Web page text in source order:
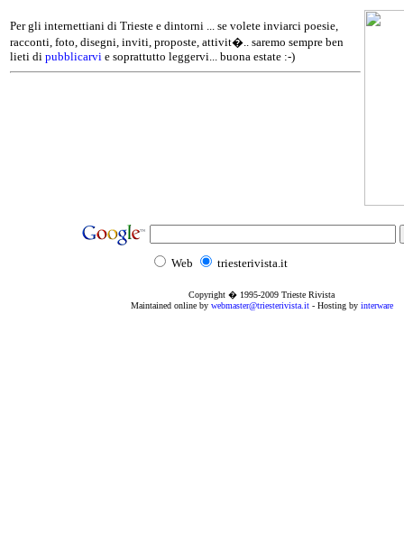
Per gli internettiani di Trieste e dintorni ... se volete inviarci poesie,
racconti, foto, disegni, inviti, proposte, attivit�.. saremo sempre ben
lieti di pubblicarvi e soprattutto leggervi... buona estate :-)
Web triesterivista.it
Copyright � 1995-2009 Trieste Rivista
Maintained online by webmaster@triesterivista.it- Hosting by interware